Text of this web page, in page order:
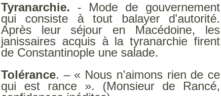
Tyranarchie. - Mode de gouvernement
qui consiste à tout balayer d'autorité.
Après leur séjour en Macédoine, les
janissaires acquis à la tyranarchie firent
de Constantinople une salade.
Tolérance. – « Nous n’aimons rien de ce
qui est rance ». (Monsieur de Rancé,